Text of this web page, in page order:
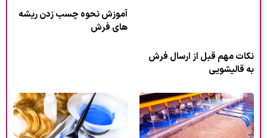
نکات مهم قبل از ارسال فرش
به قالیشویی
آموزش نحوه چسب زدن ریشه
های فرش